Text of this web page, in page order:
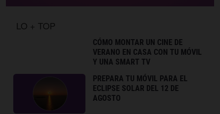
LO + TOP
CÓMO MONTAR UN CINE DE
VERANO EN CASA CON TU MÓVIL
Y UNA SMART TV
PREPARA TU MÓVIL PARA EL
ECLIPSE SOLAR DEL 12 DE
AGOSTO